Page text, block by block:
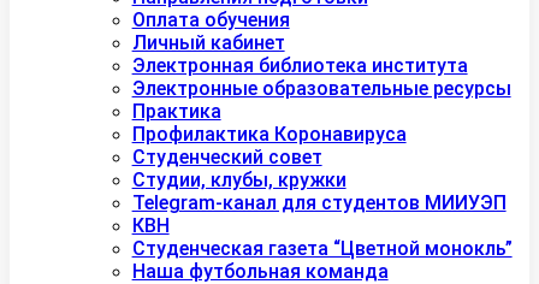
Оплата обучения
Личный кабинет
Электронная библиотека института
Электронные образовательные ресурсы
Практика
Профилактика Коронавируса
Студенческий совет
Студии, клубы, кружки
Telegram-канал для студентов МИИУЭП
КВН
Студенческая газета “Цветной монокль”
Наша футбольная команда